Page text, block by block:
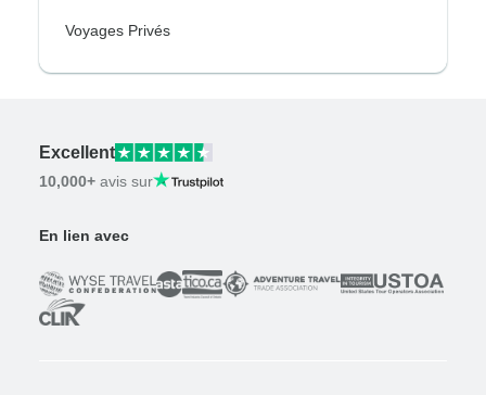
Voyages Privés
Excellent
10,000+ avis sur
En lien avec